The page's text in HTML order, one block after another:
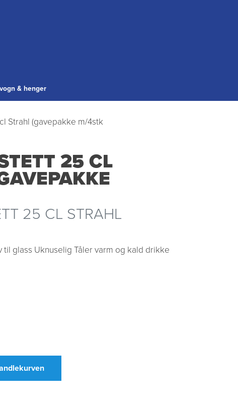
& henger
Strahl (gavepakke m/4stk
25 CL
25 CL STRAHL
glass Uknuselig Tåler varm og kald drikke